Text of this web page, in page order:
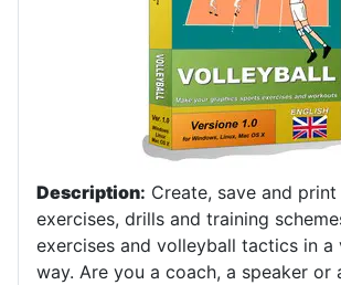
Description: Create, save and
exercises, drills and training
exercises and volleyball tactics in a
way. Are you a coach, a speaker or